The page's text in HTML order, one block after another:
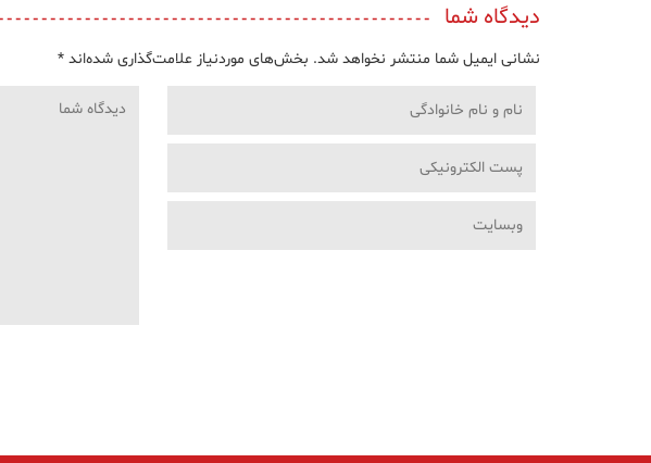
دیدگاه شما
نشانی ایمیل شما منتشر نخواهد شد. بخش‌های موردنیاز علامت‌گذاری شده‌اند *